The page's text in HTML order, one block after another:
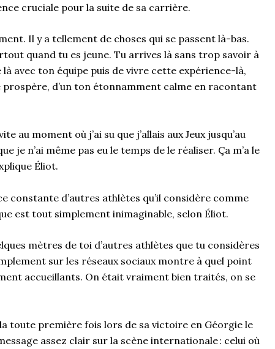
cruciale pour la suite de sa carrière.
Il y a tellement de choses qui se passent là-bas.
quand tu es jeune. Tu arrives là sans trop savoir à
avec ton équipe puis de vivre cette expérience-là,
prospère, d’un ton étonnamment calme en racontant
au moment où j’ai su que j’allais aux Jeux jusqu’au
je n’ai même pas eu le temps de le réaliser. Ça m’a le
Éliot.
constante d’autres athlètes qu’il considère comme
est tout simplement inimaginable, selon Éliot.
mètres de toi d’autres athlètes que tu considères
sur les réseaux sociaux montre à quel point
accueillants. On était vraiment bien traités, on se
toute première fois lors de sa victoire en Géorgie le
assez clair sur la scène internationale: celui où